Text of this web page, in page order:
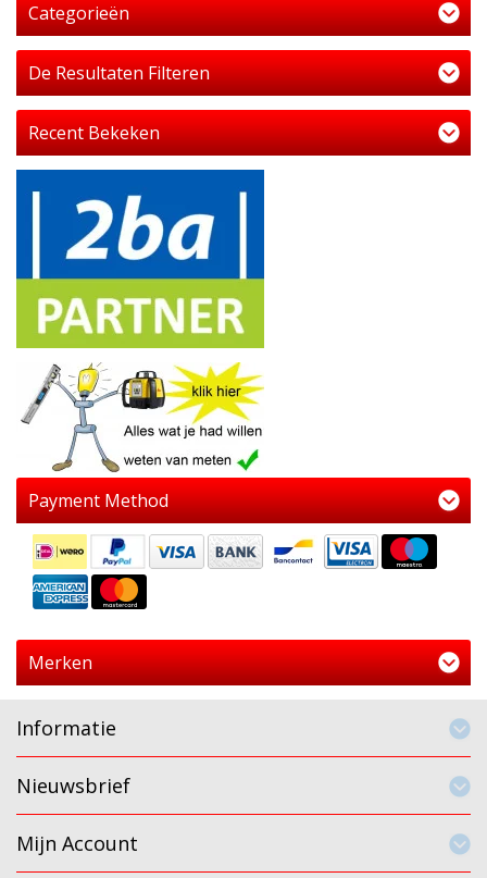
Categorieën
De Resultaten Filteren
Recent Bekeken
Payment Method
Merken
Informatie
Nieuwsbrief
Mijn Account